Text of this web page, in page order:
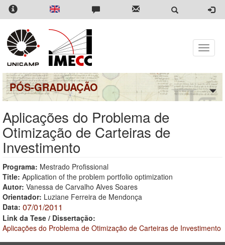
Pular
para
conteúdo
principal
Toggle
PÓS-GRADUAÇÃO
Aplicações do Problema de
Otimização de Carteiras de
Investimento
Programa: Mestrado Profissional
Title: Application of the problem portfolio optimization
Autor: Vanessa de Carvalho Alves Soares
Orientador: Luziane Ferreira de Mendonça
Data: 07/01/2011
Link da Tese / Dissertação:
Aplicações do Problema de Otimização de Carteiras de Investimento